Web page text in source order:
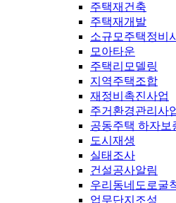
주택재건축
주택재개발
소규모주택정비
모아타운
주택리모델링
지역주택조합
재정비촉진사업
주거환경관리사
공동주택 하자보
도시재생
실태조사
건설공사알림
우리동네도로굴
업무단지조성